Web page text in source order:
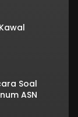
Soal
ASN